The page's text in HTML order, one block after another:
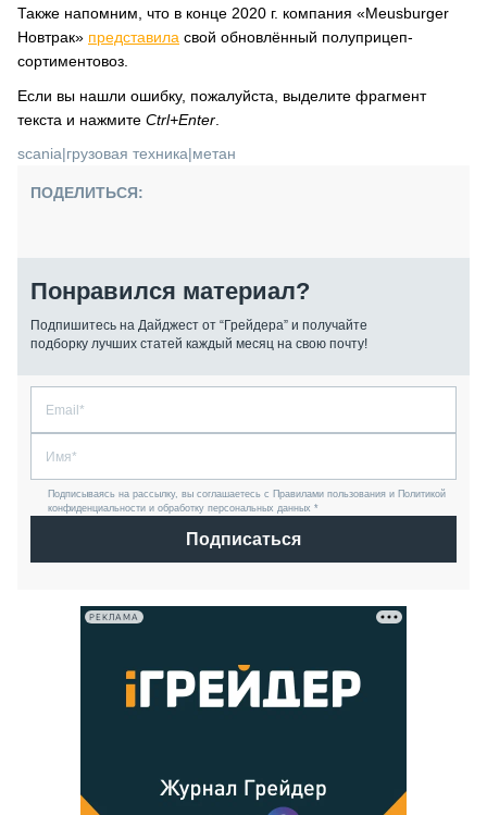
Также напомним, что в конце 2020 г. компания «Meusburger
Новтрак» представила свой обновлённый полуприцеп-
сортиментовоз.
Если вы нашли ошибку, пожалуйста, выделите фрагмент
текста и нажмите Ctrl+Enter
scania|грузовая техника|метан
ПОДЕЛИТЬСЯ:
Понравился материал?
Подпишитесь на Дайджест от “Грейдера” и получайте
подборку лучших статей каждый месяц на свою почту!
Подписываясь на рассылку, вы соглашаетесь с Правилами пользования и Политикой
конфиденциальности и обработку персональных данных *
Подписаться
РЕКЛАМА